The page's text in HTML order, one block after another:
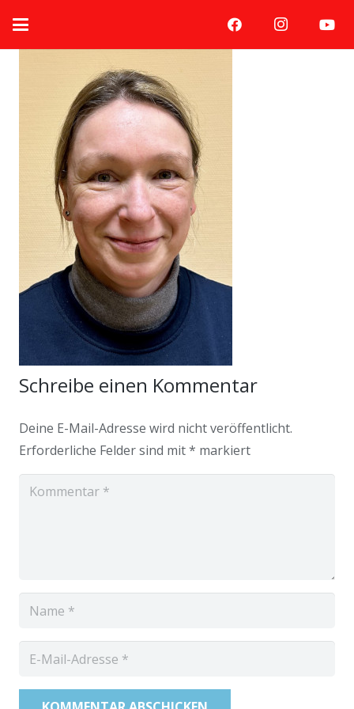
Schreibe einen Kommentar
Deine E-Mail-Adresse wird nicht veröffentlicht.
Erforderliche Felder sind mit* markiert